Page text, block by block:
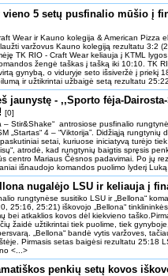
5 setų pusfinalio mūšio į
Wear ir Kauno kolegija & American Pizza
varžovus Kauno kolegiją rezultatu 3:2
TK RIO - Craft Wear keliauja į KTML
žengė taškas į tašką iki 10:10. TK
gynybą, o viduryje seto išsiveržė į priekį
ir užtikrintai užbaigė setą rezultatu
jaunystę - ,,Sporto fėja-
[0]
‒ Stir&Shake“ antrosiose pusfinalio
„Startas“ 4 ‒ “Viktorija”. Didžiąją rungtynių
setai, kuriuose iniciatyvą turėjo
atrodė, kad rungtynių baigtis spręsis
centro Mariaus Čėsnos padavimai. Po jų
išnaudojo komandos puolimo lyderį
nugalėjo LSU ir keliauja į
rungtynėse susitiko LSU ir „Bellona“
25:16, 25:21) iškovojo „Bellona“
bei atkaklios kovos dėl kiekvieno
žaidė užtikrintai tiek puolime, tiek
„Bellona“ bandė vytis varžoves,
Pirmasis setas baigėsi rezultatu 25:18
<...>
penkių setų kovos